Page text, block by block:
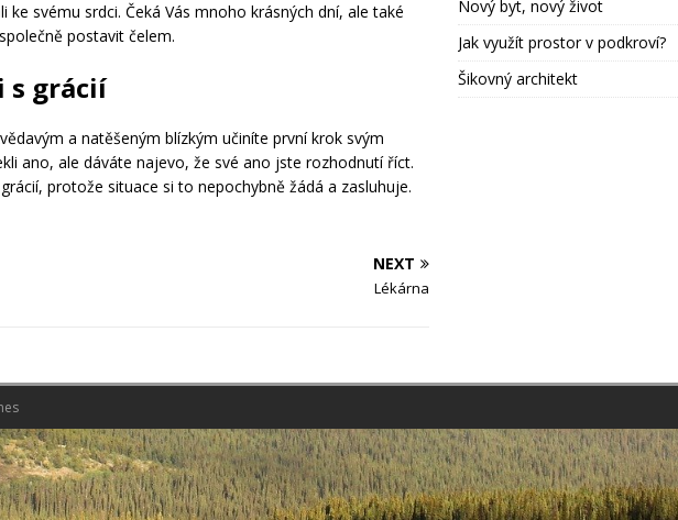
svému srdci. Čeká Vás mnoho krásných dní, ale také
postavit čelem.
s grácií
a natěšeným blízkým učiníte první krok svým
ano, ale dáváte najevo, že své ano jste rozhodnutí říct.
protože situace si to nepochybně žádá a zasluhuje.
NEXT
Lékárna
Nový byt, nový život
Jak využít prostor v podkroví?
Šikovný architekt